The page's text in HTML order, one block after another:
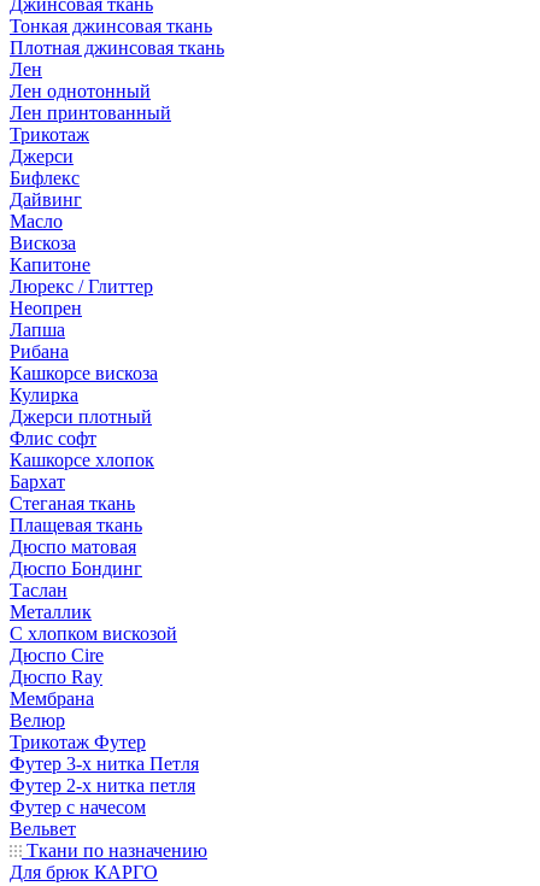
Джинсовая ткань
Тонкая джинсовая ткань
Плотная джинсовая ткань
Лен
Лен однотонный
Лен принтованный
Трикотаж
Джерси
Бифлекс
Дайвинг
Масло
Вискоза
Капитоне
Люрекс / Глиттер
Неопрен
Лапша
Рибана
Кашкорсе вискоза
Кулирка
Джерси плотный
Флис софт
Кашкорсе хлопок
Бархат
Стеганая ткань
Плащевая ткань
Дюспо матовая
Дюспо Бондинг
Таслан
Металлик
С хлопком вискозой
Дюспо Cire
Дюспо Ray
Мембрана
Велюр
Трикотаж Футер
Футер 3-х нитка Петля
Футер 2-х нитка петля
Футер с начесом
Вельвет
Ткани по назначению
Для брюк КАРГО